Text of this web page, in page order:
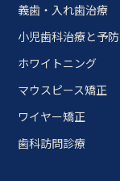
義歯・入れ歯治療
小児歯科治療と予防
ホワイトニング
マウスピース矯正
ワイヤー矯正
歯科訪問診療